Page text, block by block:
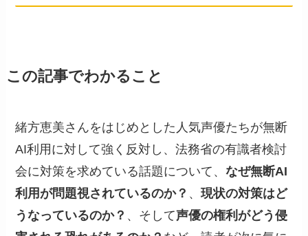
この記事でわかること
緒方恵美さんをはじめとした人気声優たちが無断
AI利用に対して強く反対し、法務省の有識者検討
会に対策を求めている話題について、なぜ無断AI
利用が問題視されているのか？ 、現状の対策はど
うなっているのか？ 、そして声優の権利がどう侵